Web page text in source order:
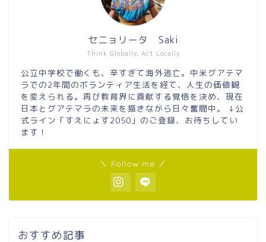
Think Globally, Act Locally
セニョリータ Saki
公立中学校で働くも、辛すぎて海外逃亡。中米グアテマ
ラでの2年間のボランティア生活を経て、人生の価値観
を変えられる。再び教育界に貢献する覚悟を決め、現在
日本とグアテマラの未来を描きながら日々奮闘中。 ↓公
式ライン「すえにょす2050」のご登録、お待ちしてい
ます！
＼ Follow me ／
おすすめ記事